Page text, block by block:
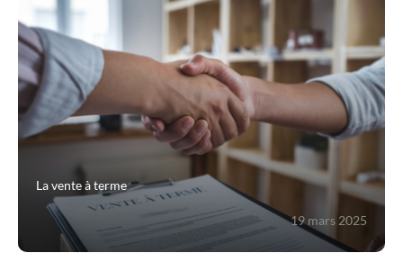
La vente à terme
19 mars 2025